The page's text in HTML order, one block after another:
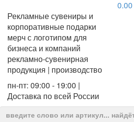
Рекламные сувениры и
корпоративные подарки
мерч с логотипом для
бизнеса и компаний
рекламно-сувенирная
продукция | производство
пн-пт: 09:00 - 19:00 |
Доставка по всей России
0.00